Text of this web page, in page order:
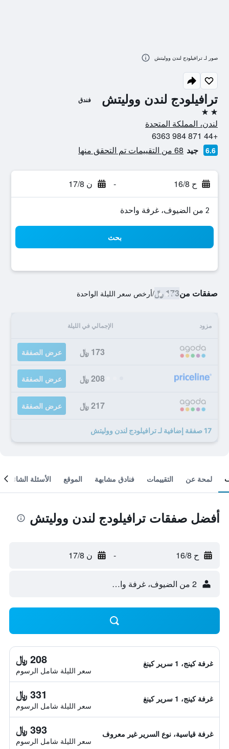
ترافيلودج لندن ووليتش فندق
2 نجمتين
لندن، المملكة المتحدة
+44 871 984 6363
6.6 جيد 68 من التقييمات تم التحقق منها
ح 16/8 - ن 17/8
2 من الضيوف، غرفة واحدة
بحث
صفقات من173 ﷼ /أرخص سعر الليلة الواحدة
مزود الإجمالي في الليلة
173 ﷼ عرض الصفقة
208 ﷼ عرض الصفقة
217 ﷼ عرض الصفقة
17 صفقة إضافية لـ ترافيلودج لندن ووليتش
صور لـ ترافيلودج لندن ووليتش
لمحة عن التقييمات فنادق مشابهة الموقع الأسئلة الشائعة
أفضل صفقات ترافيلودج لندن ووليتش
ح 16/8 - ن 17/8
2 من الضيوف، غرفة واحدة
غرفة كينج، 1 سرير كينغ 208 ﷼
سعر الليلة شامل الرسوم
غرفة كينج، 1 سرير كينغ 331 ﷼
سعر الليلة شامل الرسوم
غرفة قياسية، نوع السرير غير معروف 393 ﷼
سعر الليلة شامل الرسوم